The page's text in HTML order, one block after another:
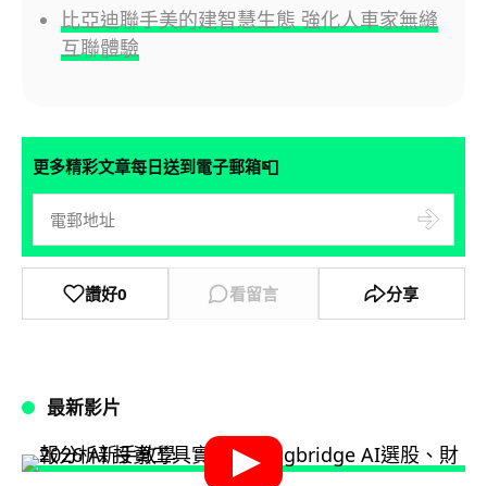
比亞迪聯手美的建智慧生態 強化人車家無縫
互聯體驗
更多精彩文章每日送到電子郵箱📮
讚好0 看留言 分享
最新影片